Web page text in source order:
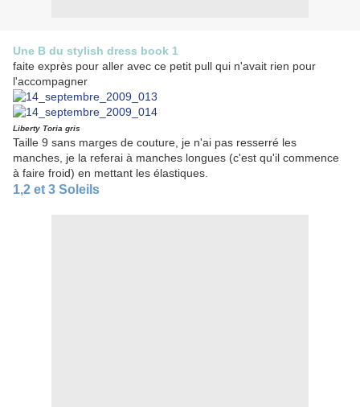
Une B du stylish dress book 1
faite exprès pour aller avec ce petit pull qui n'avait rien pour
l'accompagner
Liberty Toria gris
Taille 9 sans marges de couture, je n'ai pas resserré les
manches, je la referai à manches longues (c'est qu'il commence
à faire froid) en mettant les élastiques.
1,2 et 3 Soleils